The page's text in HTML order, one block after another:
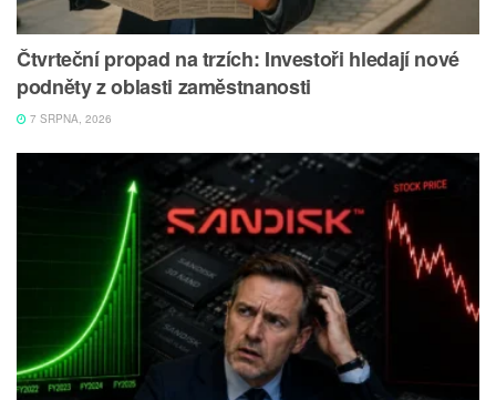
Čtvrteční propad na trzích: Investoři hledají nové
podněty z oblasti zaměstnanosti
7 SRPNA, 2026